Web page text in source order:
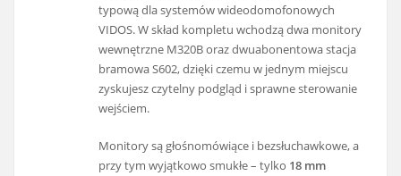
typową dla systemów wideodomofonowych
VIDOS. W skład kompletu wchodzą dwa monitory
wewnętrzne M320B oraz dwuabonentowa stacja
bramowa S602, dzięki czemu w jednym miejscu
zyskujesz czytelny podgląd i sprawne sterowanie
wejściem.
Monitory są głośnomówiące i bezsłuchawkowe, a
przy tym wyjątkowo smukłe – tylko 18 mm